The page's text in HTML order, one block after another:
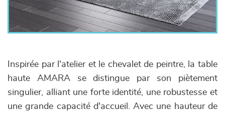
Inspirée par l'atelier et le chevalet de peintre, la table
haute AMARA se distingue par son piètement
singulier, alliant une forte identité, une robustesse et
une grande capacité d'accueil. Avec une hauteur de